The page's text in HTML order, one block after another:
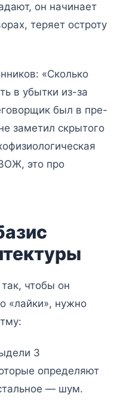
он начинает
теряет остроту
«Сколько
в убытки из-за
был в пре-
заметил скрытого
это про
чтобы он
«лайки», нужно
3
определяют
— шум.